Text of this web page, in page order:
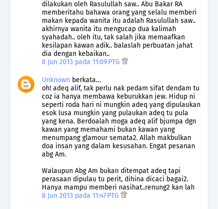
dilakukan oleh Rasulullah saw.. Abu Bakar RA
memberitahu bahawa orang yang selalu memberi
makan kepada wanita itu adalah Rasulullah saw..
akhirnya wanita itu mengucap dua kalimah
syahadah.. oleh itu, tak salah jika memaafkan
kesilapan kawan adik.. balaslah perbuatan jahat
dia dengan kebaikan..
8 Jun 2013 pada 11:09 PTG
Unknown berkata…
oh! adeq alif, tak perlu nak pedam sifat dendam tu
coz ia hanya membawa keburukkan jew. Hidup ni
seperti roda hari ni mungkin adeq yang dipulaukan
esok lusa mungkin yang pulaukan adeq tu pula
yang kena. Berdoalah moga adeq alif bjumpa dgn
kawan yang memahami bukan kawan yang
menumpang glamour semata2. Allah makbulkan
doa insan yang dalam kesusahan. Engat pesanan
abg Am.
Walaupun Abg Am bukan ditempat adeq tapi
perasaan dipulau tu perit, dihina dicaci bagai2.
Hanya mampu memberi nasihat..renung2 kan lah
8 Jun 2013 pada 11:47 PTG